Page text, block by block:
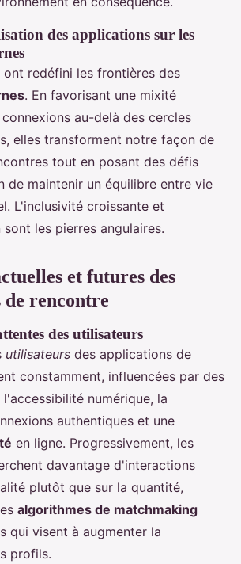
des applications sur les
ont redéfini les frontières des
. En favorisant une mixité
au-delà des cercles
elles transforment notre façon de
tout en posant des défis
de maintenir un équilibre entre vie
L'inclusivité croissante et
les pierres angulaires.
et futures des
rencontre
des utilisateurs
utilisateurs des applications de
constamment, influencées par des
numérique, la
authentiques et une
en ligne. Progressivement, les
davantage d'interactions
plutôt que sur la quantité,
algorithmes de matchmaking
qui visent à augmenter la
profils.